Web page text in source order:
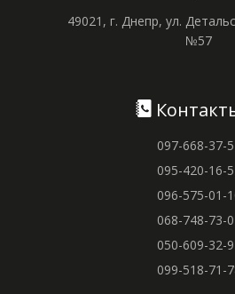
49021, г. Днепр, ул.
№57
097-668-37-
095-420-16-
096-575-01-
068-748-73-
050-609-32-
099-518-71-